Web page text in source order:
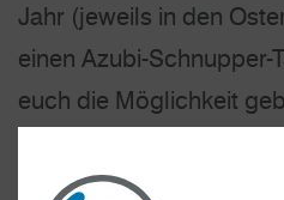
Jahr (jeweils in den
einen Azubi-Schnupper-
euch die Möglichkeit
Einblicke in den